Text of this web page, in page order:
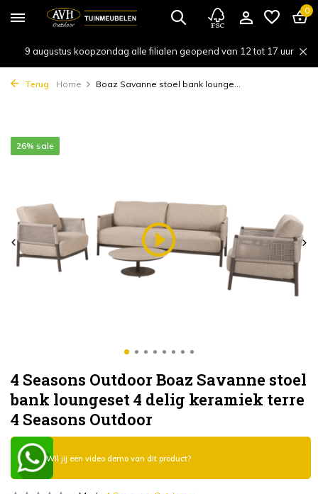
0
9 augustus koopzondag alle filialen geopend van 12 tot 17 uur
Terug Home Boaz Savanne stoel bank lounge...
4 Seasons Outdoor Boaz Savanne stoel
bank loungeset 4 delig keramiek terre
4 Seasons Outdoor
26% sale
Wil jij een video demo van dit product?